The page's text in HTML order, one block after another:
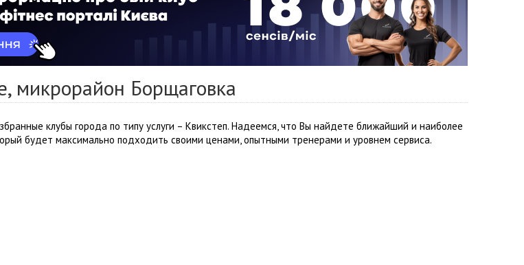
микрорайон Борщаговка
клубы города по типу услуги – Квикстеп. Надеемся, что Вы найдете ближайший и наиболее
будет максимально подходить своими ценами, опытными тренерами и уровнем сервиса.